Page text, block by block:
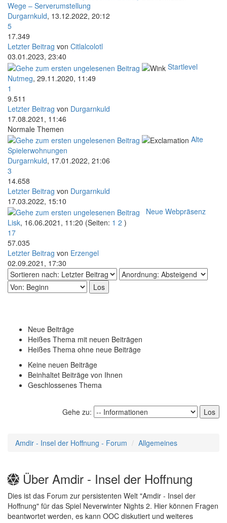
Wege – Serverumstellung
Durgarnkuld, 13.12.2022, 20:12
5
17.349
Letzter Beitrag von Citlalcolotl
03.01.2023, 23:40
Startlevel
Nutmeg, 29.11.2020, 11:49
1
9.511
Letzter Beitrag von Durgarnkuld
17.08.2021, 11:46
Normale Themen
Alte
Spielerwohnungen
Durgarnkuld, 17.01.2022, 21:06
3
14.658
Letzter Beitrag von Durgarnkuld
17.03.2022, 15:10
Neue Webpräsenz
Lisk, 16.06.2021, 11:20 (Seiten: 1 2 )
17
57.035
Letzter Beitrag von Erzengel
02.09.2021, 17:30
Neue Beiträge
Heißes Thema mit neuen Beiträgen
Heißes Thema ohne neue Beiträge
Keine neuen Beiträge
Beinhaltet Beiträge von Ihnen
Geschlossenes Thema
Gehe zu:
Amdir - Insel der Hoffnung - Forum Allgemeines
Über Amdir - Insel der Hoffnung
Dies ist das Forum zur persistenten Welt "Amdir - Insel der
Hoffnung" für das Spiel Neverwinter Nights 2. Hier können Fragen
beantwortet werden, es kann OOC diskutiert und weiteres